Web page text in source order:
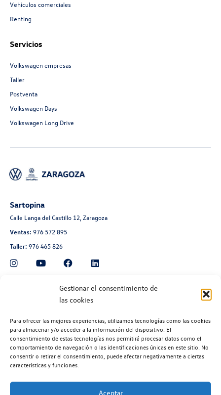
Gestionar el consentimiento de
las cookies
Para ofrecer las mejores experiencias, utilizamos tecnologías como las cookies
para almacenar y/o acceder a la información del dispositivo. El
consentimiento de estas tecnologías nos permitirá procesar datos como el
comportamiento de navegación o las identificaciones únicas en este sitio. No
consentir o retirar el consentimiento, puede afectar negativamente a ciertas
características y funciones.
Aceptar
Vehículos comerciales
Renting
Servicios
Volkswagen empresas
Taller
Postventa
Volkswagen Days
Volkswagen Long Drive
Sartopina
Calle Langa del Castillo 12, Zaragoza
Ventas: 976 572 895
Taller: 976 465 826
Automoción Aragonesa
Avenida de Navarra 135, Zaragoza
Taller:976 300 563
Recambios:976 300 564